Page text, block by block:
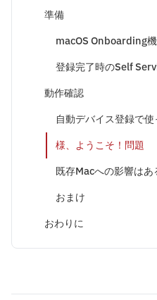
準備
macOS Onboarding
登録完了時のSelf
動作確認
自動デバイス登録で使
様、ようこそ！問題
既存Macへの影響はあ
おまけ
おわりに